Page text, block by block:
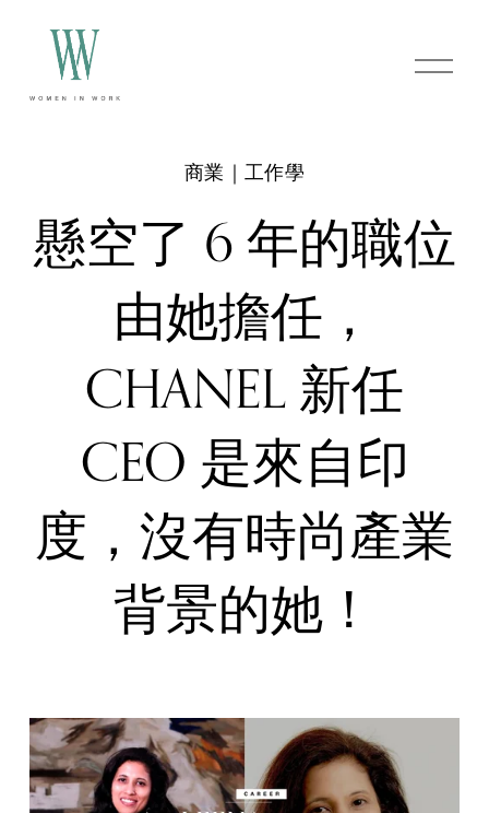
O
p
懸空了 6 年的職位
由她擔任，
CHANEL 新任
CEO 是來自印
度，沒有時尚產業
背景的她！
商業｜工作學